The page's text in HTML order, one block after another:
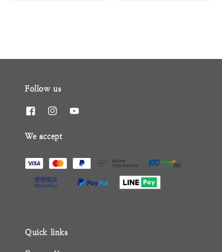
Follow us
We accept
Quick links